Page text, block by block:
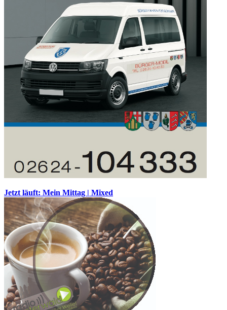
Jetzt läuft: Mein Mittag | Mixed